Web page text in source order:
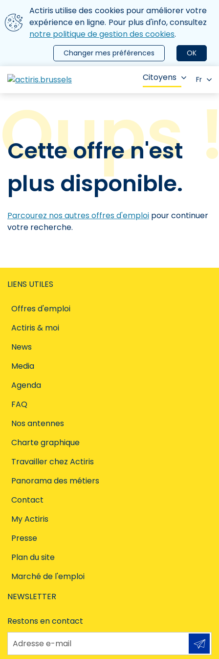
Aller au contenu principal
Nous utilisons des cookies
Actiris utilise des cookies pour améliorer votre
expérience en ligne. Pour plus d'info, consultez
notre politique de gestion des cookies.
OK
Changer mes préférences
le menu
Citoyens Fr
Cette offre n'est
plus disponible.
Parcourez nos autres offres d'emploi pour continuer
votre recherche.
LIENS UTILES
Offres d'emploi
Actiris & moi
News
Media
Agenda
FAQ
Nos antennes
Charte graphique
Travailler chez Actiris
Panorama des métiers
Contact
My Actiris
Presse
Plan du site
Marché de l'emploi
NEWSLETTER
Restons en contact
Adresse e-mail